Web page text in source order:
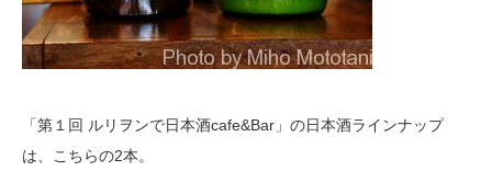
「第１回 ルリヲンで日本酒cafe&Bar」の日本酒ラインナップ
は、こちらの2本。